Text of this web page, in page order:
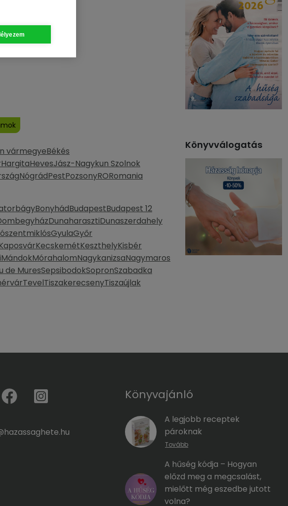
vármegyeBékés
HargitaHevesJász-Nagykun Szolnok
NógrádPestPozsonyRORomania
BonyhádBudapestBudapest 12
DunaharasztiDunaszerdahely
GyulaGyőr
KecskemétKeszthelyKisbér
MándokMórahalomNagykanizsaNagymaros
de MuresSepsibodokSopronSzabadka
TevelTiszakerecsenyTiszaújlak
Könyvválogatás
Könyvajánló
A legjobb receptek
pároknak
Tovább
A hűség kódja – Hogyan
előzd meg a megcsalást,
mielőtt még eszedbe jutott
volna?